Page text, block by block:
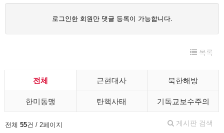
로그인한 회원만 댓글 등록이 가능합니다.
목록
전체 근현대사 북한해방
한미동맹 탄핵사태 기독교보수주의
게시판 검색
전체 55건 / 2페이지